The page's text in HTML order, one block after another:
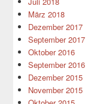
März 2018
Dezember 2017
September 2017
Oktober 2016
September 2016
Dezember 2015
November 2015